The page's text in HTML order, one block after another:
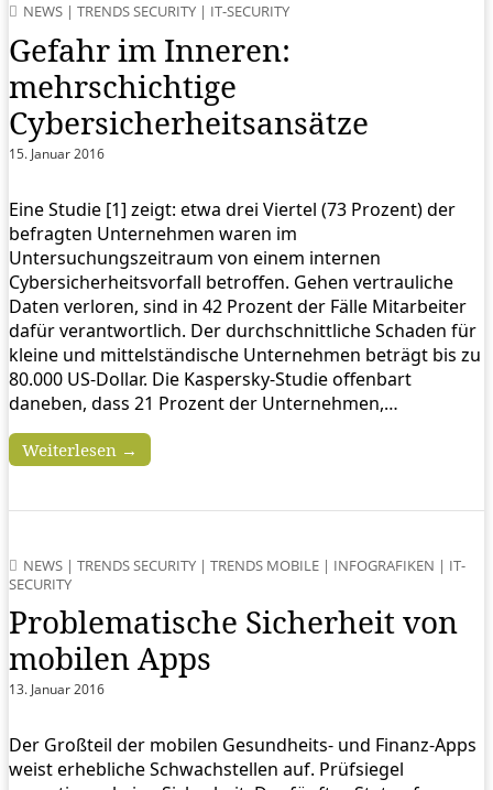
NEWS | TRENDS SECURITY | IT-SECURITY
Gefahr im Inneren:
mehrschichtige
Cybersicherheitsansätze
15. Januar 2016
Eine Studie [1] zeigt: etwa drei Viertel (73 Prozent) der
befragten Unternehmen waren im
Untersuchungszeitraum von einem internen
Cybersicherheitsvorfall betroffen. Gehen vertrauliche
Daten verloren, sind in 42 Prozent der Fälle Mitarbeiter
dafür verantwortlich. Der durchschnittliche Schaden für
kleine und mittelständische Unternehmen beträgt bis zu
80.000 US-Dollar. Die Kaspersky-Studie offenbart
daneben, dass 21 Prozent der Unternehmen,…
Weiterlesen →
NEWS | TRENDS SECURITY | TRENDS MOBILE | INFOGRAFIKEN | IT-
SECURITY
Problematische Sicherheit von
mobilen Apps
13. Januar 2016
Der Großteil der mobilen Gesundheits- und Finanz-Apps
weist erhebliche Schwachstellen auf. Prüfsiegel